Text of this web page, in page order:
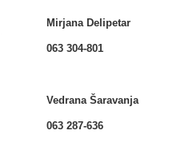
Mirjana Delipetar
063 304-801
Vedrana Šaravanja
063 287-636